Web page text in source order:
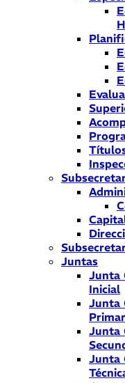
Juntas
Junta
Inicial
Junta
Junta
Junta